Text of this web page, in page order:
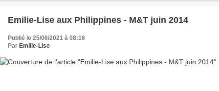
Emilie-Lise aux Philippines - M&T juin 2014
Publié le 25/06/2021 à 08:16
Par Emilie-Lise